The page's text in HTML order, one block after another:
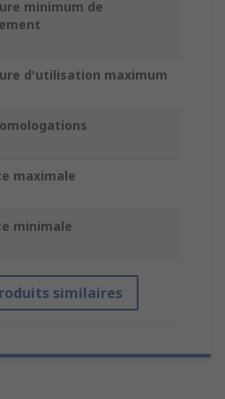
minimum de
d'utilisation maximum
maximale
minimale
similaires